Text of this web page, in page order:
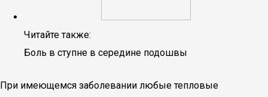
Читайте также:
Боль в ступне в середине подошвы
При имеющемся заболевании любые тепловые